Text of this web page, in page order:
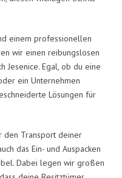
einem professionellen
wir einen reibungslosen
Jesenice. Egal, ob du eine
ein Unternehmen
Lösungen für
den Transport deiner
das Ein- und Auspacken
Dabei legen wir großen